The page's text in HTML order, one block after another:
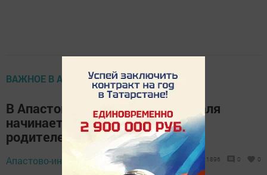
ВАЖНОЕ В АПАСТОВО
В Апастовском районе с 1 февраля
начинается прием заявлений от
родителей первоклассников
Апастово-информ,
31 января 2019 -
11:46
1896 0 0